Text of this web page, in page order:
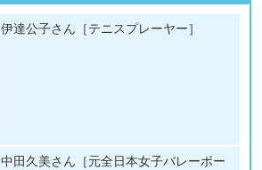
伊達公子さん［テニスプレーヤー］
中田久美さん［元全日本女子バレーボー